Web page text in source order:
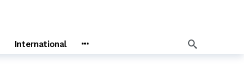
International